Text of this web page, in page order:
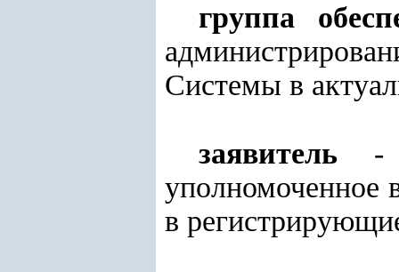
группа
Системы в
заявитель -
уполномоченное
в